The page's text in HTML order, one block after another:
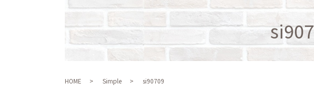
HOME Simple si90709